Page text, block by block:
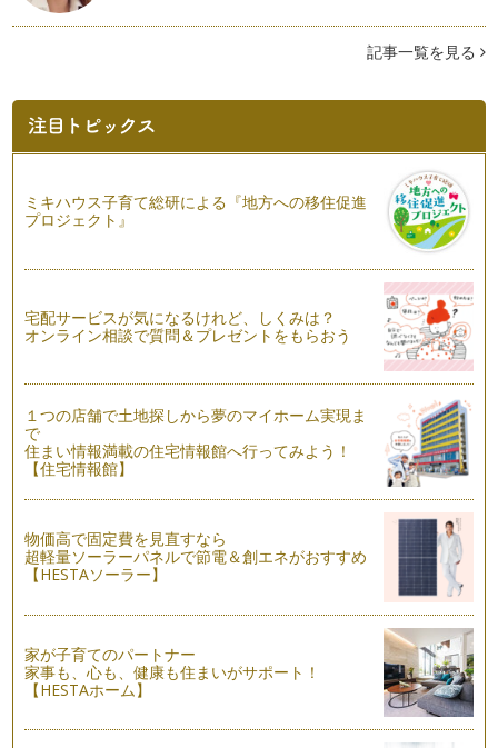
ウインナーの簡単ゾウさん弁当♪
動物園でも大人気のゾウさん。 我が家の子どもたちも大好き
サンドイッチも一工夫で可愛く！
キャラ弁やデコ弁のイメージって ご飯をあれこれ工夫すると
思っ…
ウインナーで作る！ミニサイズのホットドッグ♪
可愛いお弁当を作りたいけど、あれこれ細かい作業は苦手！
スーパーの店頭にスイカが並びだすと作…
お弁当の蓋を開ける瞬間ってウキウキしますよね！ 入…
パパッと簡単にできる可愛いお弁当！
朝は忙しくてバタバタしますよね。 お弁当を作る時間…
可愛いお弁当を作ろうと思ったら何か特別な道具をそろえない
といけないかな？と思っている方もい…
子どものお弁当は子どもに合わせた分量が何よりも大切！
この春入園し、初めてのお弁当にお悩みの方もいますよね。多
いのが何をどれくらい入れればいいと…
記事一覧を見る
ミキハウス子育て総研による『地方への移住促進
プロジェクト』
宅配サービスが気になるけれど、しくみは？
オンライン相談で質問＆プレゼントをもらおう
１つの店舗で土地探しから夢のマイホーム実現ま
で
住まい情報満載の住宅情報館へ行ってみよう！
【住宅情報館】
物価高で固定費を見直すなら
超軽量ソーラーパネルで節電＆創エネがおすすめ
【HESTAソーラー】
家が子育てのパートナー
家事も、心も、健康も住まいがサポート！
【HESTAホーム】